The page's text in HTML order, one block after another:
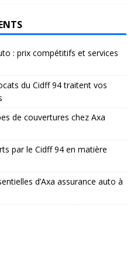
: prix compétitifs et services
du Cidff 94 traitent vos
de couvertures chez Axa
par le Cidff 94 en matière
d’Axa assurance auto à